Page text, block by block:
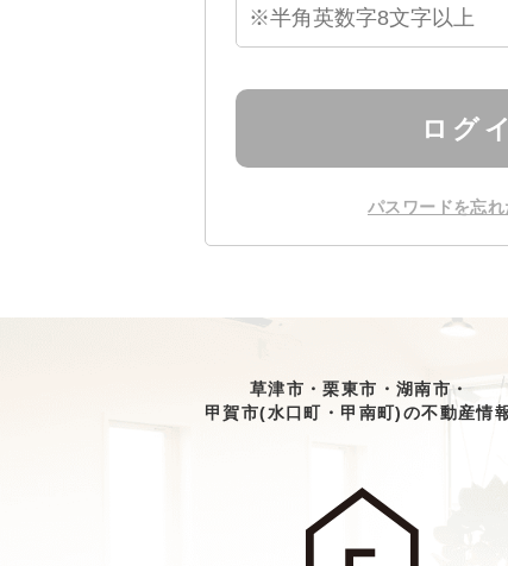
ログ
パスワードを忘
草津市・栗東市・湖南市・
甲賀市(水口町・甲南町)の不動産情